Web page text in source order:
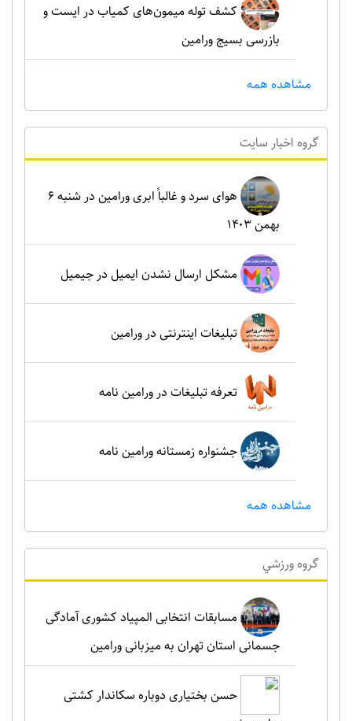
کشف توله میمون‌های کمیاب در ایست و
بازرسی بسیج ورامین
مشاهده همه
گروه اخبار سايت
هوای سرد و غالباً ابری ورامین در شنبه ۶
بهمن ۱۴۰۳
مشکل ارسال نشدن ایمیل در جیمیل
تبلیغات اینترنتی در ورامین
تعرفه تبلیغات در ورامین نامه
جشنواره زمستانه ورامین نامه
مشاهده همه
گروه ورزشي
مسابقات انتخابی المپیاد کشوری آمادگی
جسمانی استان تهران به میزبانی ورامین
حسن بختیاری دوباره سکاندار کشتی